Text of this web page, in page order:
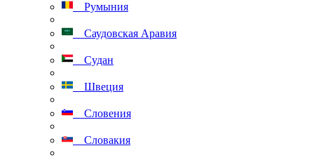
Румыния
Саудовская Аравия
Судан
Швеция
Словения
Словакия